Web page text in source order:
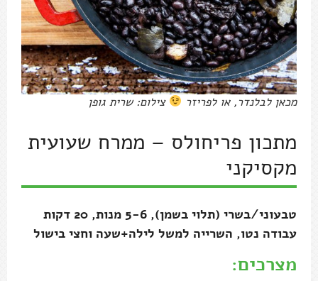
מכאן לבלנדר, או לפריזר צילום: שרית גופן
מתכון פריחולס – ממרח שעועית
מקסיקני
טבעוני/בשרי (תלוי בשמן), 5-6 מנות, 20 דקות
עבודה נטו, השרייה למשל לילה+שעה וחצי בישול
מצרכים: